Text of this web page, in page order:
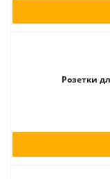
Розетки